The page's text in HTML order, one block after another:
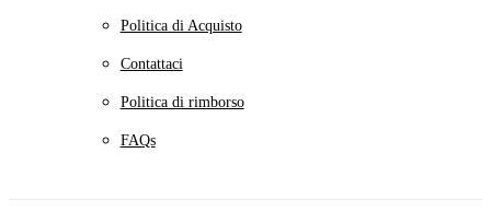
Politica di Acquisto
Contattaci
Politica di rimborso
FAQs